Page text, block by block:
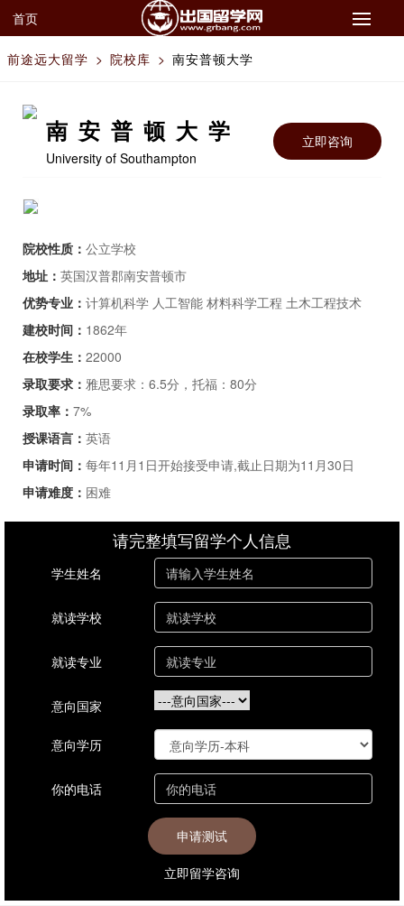
首页
前途远大留学 > 院校库 > 南安普顿大学
南安普顿大学
University of Southampton
立即咨询
院校性质： 公立学校
地址： 英国汉普郡南安普顿市
优势专业： 计算机科学 人工智能 材料科学工程 土木工程技术
建校时间： 1862年
在校学生： 22000
录取要求： 雅思要求：6.5分，托福：80分
录取率： 7%
授课语言： 英语
申请时间： 每年11月1日开始接受申请,截止日期为11月30日
申请难度： 困难
请完整填写留学个人信息
学生姓名
就读学校
就读专业
意向国家
意向学历
你的电话
立即留学咨询